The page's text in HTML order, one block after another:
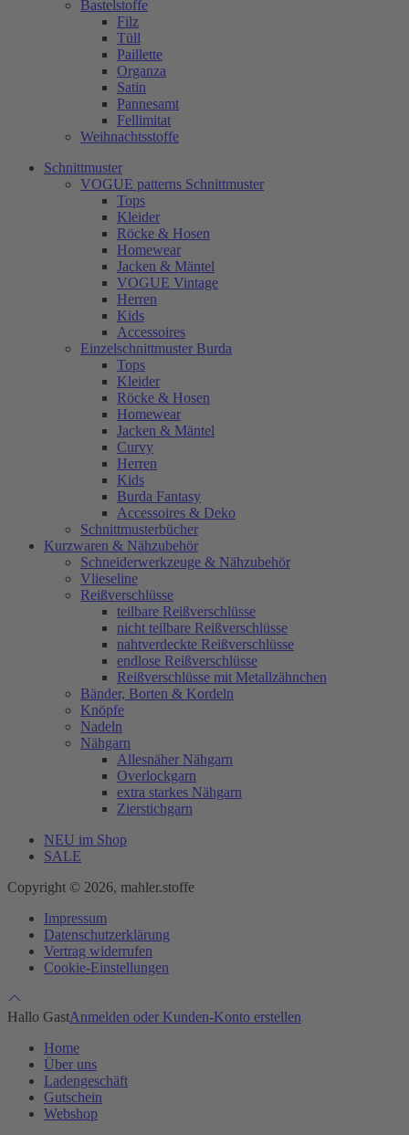
Bastelstoffe
Filz
Tüll
Paillette
Organza
Satin
Pannesamt
Fellimitat
Weihnachtsstoffe
Schnittmuster
VOGUE patterns Schnittmuster
Tops
Kleider
Röcke & Hosen
Homewear
Jacken & Mäntel
VOGUE Vintage
Herren
Kids
Accessoires
Einzelschnittmuster Burda
Tops
Kleider
Röcke & Hosen
Homewear
Jacken & Mäntel
Curvy
Herren
Kids
Burda Fantasy
Accessoires & Deko
Schnittmusterbücher
Kurzwaren & Nähzubehör
Schneiderwerkzeuge & Nähzubehör
Vlieseline
Reißverschlüsse
teilbare Reißverschlüsse
nicht teilbare Reißverschlüsse
nahtverdeckte Reißverschlüsse
endlose Reißverschlüsse
Reißverschlüsse mit Metallzähnchen
Bänder, Borten & Kordeln
Knöpfe
Nadeln
Nähgarn
Allesnäher Nähgarn
Overlockgarn
extra starkes Nähgarn
Zierstichgarn
NEU im Shop
SALE
Copyright © 2026, mahler.stoffe
Impressum
Datenschutzerklärung
Vertrag widerrufen
Cookie-Einstellungen
Hallo GastAnmelden oder Kunden-Konto erstellen
Home
Über uns
Ladengeschäft
Gutschein
Webshop